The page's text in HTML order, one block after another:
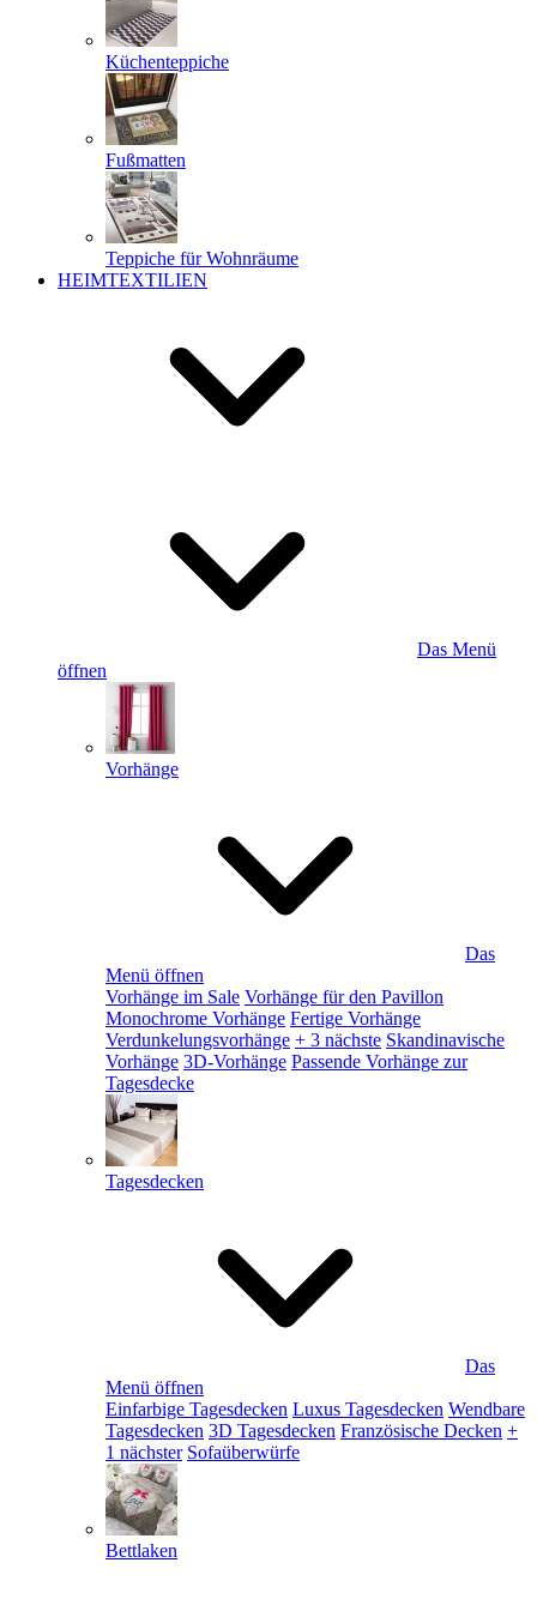
Küchenteppiche
Fußmatten
Teppiche für Wohnräume
HEIMTEXTILIEN
Das Menü
öffnen
Vorhänge
Das
Menü öffnen
Vorhänge im Sale Vorhänge für den Pavillon
Monochrome Vorhänge Fertige Vorhänge
Verdunkelungsvorhänge + 3 nächste Skandinavische
Vorhänge 3D-Vorhänge Passende Vorhänge zur
Tagesdecke
Tagesdecken
Das
Menü öffnen
Einfarbige Tagesdecken Luxus Tagesdecken Wendbare
Tagesdecken 3D Tagesdecken Französische Decken +
1 nächster Sofaüberwürfe
Bettlaken